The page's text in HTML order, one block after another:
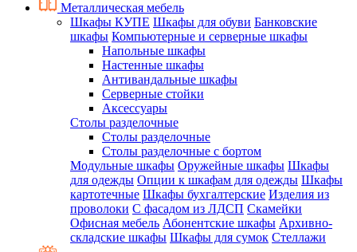
Металлическая мебель
Шкафы КУПЕ Шкафы для обуви Банковские
шкафы Компьютерные и серверные шкафы
Напольные шкафы
Настенные шкафы
Антивандальные шкафы
Серверные стойки
Аксессуары
Столы разделочные
Столы разделочные
Столы разделочные с бортом
Модульные шкафы Оружейные шкафы Шкафы
для одежды Опции к шкафам для одежды Шкафы
картотечные Шкафы бухгалтерские Изделия из
проволоки С фасадом из ЛДСП Скамейки
Офисная мебель Абонентские шкафы Архивно-
складские шкафы Шкафы для сумок Стеллажи